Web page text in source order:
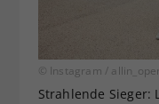
© Instagram /
Strahlende Sieger: